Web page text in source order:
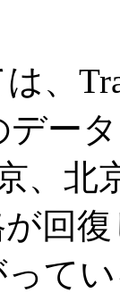
、
ー
、北
回
って